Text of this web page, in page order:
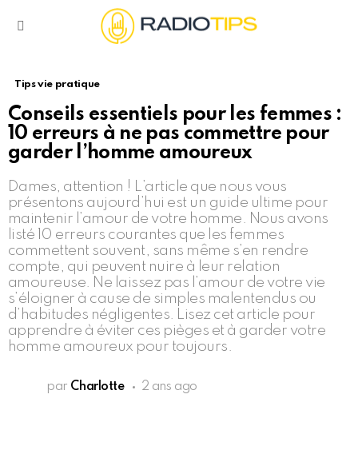
Tips vie pratique
Conseils essentiels pour les femmes :
10 erreurs à ne pas commettre pour
garder l’homme amoureux
Dames, attention ! L’article que nous vous
présentons aujourd’hui est un guide ultime pour
maintenir l’amour de votre homme. Nous avons
listé 10 erreurs courantes que les femmes
commettent souvent, sans même s’en rendre
compte, qui peuvent nuire à leur relation
amoureuse. Ne laissez pas l’amour de votre vie
s’éloigner à cause de simples malentendus ou
d’habitudes négligentes. Lisez cet article pour
apprendre à éviter ces pièges et à garder votre
homme amoureux pour toujours.
par Charlotte 2 ans ago